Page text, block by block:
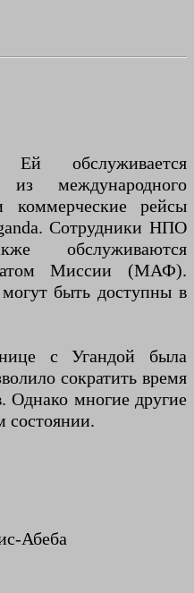
Ей обслуживается
международного
коммерческие рейсы
Сотрудники НПО
обслуживаются
Миссии (МАФ).
быть доступны в
с Угандой была
сократить время
Однако многие другие
состоянии.
Абеба